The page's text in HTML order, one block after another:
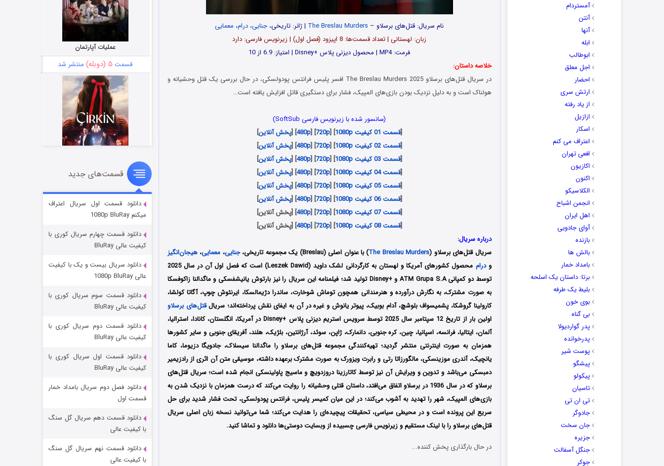
آمستردام
آنتن
آنها
ابله
ابوطالب
اجل معلق
احضار
ارتش سری
از یاد رفته
ازازیل
اسکار
اعتراف می کنم
افعی تهران
اکازیون
اکنون
الکلاسیکو
انجمن اشباح
اهل ایران
آوای جادویی
بازنده
بالش ها
بامداد خمار
برتا: داستان یک اسلحه
بلیط یک‌‌ طرفه
بوی خون
بی گناه
پدر گواردیولا
پدرخوانده
پوست شیر
پیشگو
پیکولو
تاسیان
تی ان تی
جادوگر
جان سخت
جزیره
جنگل آسفالت
جوکر
نام سریال: قتل‌های برسلاو – The Breslau Murders | ژانر: تاریخی، جنایی، درام، معمایی
زبان: لهستانی | تعداد قسمت‌‌‌‌ها: 8 اپیزود (فصل اول) | زیرنویس فارسی: دارد
فرمت: MP4 | محصول دیزنی پلاس +Disney | امتیاز: 6.9 از 10
خلاصه داستان:
در سریال قتل‌های برسلاو The Breslau Murders 2025 افسر پلیس فرانتس پودولسکی، در حال بررسی یک قتل وحشیانه و
هولناک است و به دلیل نزدیک بودن بازی‌های المپیک، فشار برای دستگیری قاتل افزایش یافته است…
(سانسور شده با زیرنویس فارسی SoftSub)
[قسمت 01 کیفیت 1080p ] [
720p
] [
480p
] [پخش آنلاین]
[قسمت 02 کیفیت 1080p ] [
720p
] [
480p
] [پخش آنلاین]
[قسمت 03 کیفیت 1080p ] [
720p
] [
480p
] [پخش آنلاین]
[قسمت 04 کیفیت 1080p ] [
720p
] [
480p
] [پخش آنلاین]
[قسمت 05 کیفیت 1080p ] [
720p
] [
480p
] [پخش آنلاین]
[قسمت 06 کیفیت 1080p ] [
720p
] [
480p
] [پخش آنلاین]
[قسمت 07 کیفیت 1080p ] [
720p
] [
480p] [پخش آنلاین]
[قسمت 08 کیفیت 1080p ] [
720p
] [
480p] [پخش آنلاین]
درباره سریال:
سریال قتل‌های برسلاو (The Breslau Murders) با عنوان اصلی (Breslau) یک مجموعه تاریخی، جنایی، معمایی،هیجان‌انگیز
ودرام
محصول کشورهای آمریکا و لهستان به کارگردانی لشک داوید (Leszek Dawid) است که فصل اول آن در سال 2025
توسط دو کمپانی ATM Grupa S.A و +Disney تولید شد؛ فیلمنامه این سریال را نیز بارتوش یانیشفسکی و ماگدالنا زاکوفسکا
به صورت مشترک، به نگارش درآورده و هنرمندانی همچونتوماش شوخارت،ساندرا دژیمالسکا، ایرنئوش چوپ،آگاتا کولشا،
کارولینا گروشکا، پشمیسواف بلوشچ،آدام بوبیک، پیوتر یانوش و غیره در آن به ایفای نقش پرداخته‌اند؛ سریالقتل‌های برسلاو
اولین بار از تاریخ 12 سپتامبر سال 2025 توسط سرویس استریم دیزنی پلاس +Disney در آمریکا، انگلستان، کانادا، استرالیا،
آلمان، ایتالیا، فرانسه، اسپانیا، چین، کره جنوبی، دانمارک، ژاپن، سوئد، آرژانتین، بلژیک، هلند، آفریقای جنوبی و سایر کشورها
همزمان به صورت اینترنتی منتشر گردید؛ تهیه‌کنندگی مجموعه قتل‌های برسلاو را ماگدالنا سیسلاک، جادویگا دزیوما، کاما
یانچیک، آندری موزینسکی، مالگورزاتا رتی و رابرت ویزورکبه صورت مشترک برعهده داشته، موسیقی متن آن اثری از رادزیمیر
دمبسکی می‌باشد و تدوین و ویرایش آن نیز توسطکاتارزینا دروزدویچ و ماسیج پاولینسکی انجام شده است؛سریال قتل‌های
برسلاو که در سال 1936 در برسلاو اتفاق می‌افتد، داستان قتلی وحشیانه را روایت می‌کند که درست همزمان با نزدیک شدن به
بازی‌های المپیک، شهر را تهدید به آشوب می‌کند؛ در این میان کمیسر پلیس، فرانتس پودولسکی، تحت فشار شدید برای حل
سریع این پرونده است و در محیطی سیاسی، تحقیقات پیچیده‌ای را هدایت می‌کند؛شما می‌توانید نسخه زبان اصلی سریال
قتل‌های برسلاو را با لینک مستقیم و زیرنویس فارسی چسبیده از وبسایت دوستی‌ها دانلود و تماشا کنید.
در حال بارگذاری پخش کننده...
عملیات آپارتمان
قسمت ۵ (دوبله) منتشر شد
سریال زشت
قسمت۲ (زیرنویس) منتشر شد
مردگان متحرک: شهر مرده ۳
شکست استوارت در نجات جهان
قسمت ۷ (زیرنویس) منتشر شد
قسمت‌های جدید
دانلود قسمت اول سریال اعتراف
میکنم 1080p BluRay
دانلود قسمت چهارم سریال کوری با
کیفیت عالی BluRay
دانلود سریال بیست و یک با کیفیت
عالی 1080p BluRay
دانلود قسمت سوم سریال کوری با
کیفیت عالی BluRay
دانلود قسمت دوم سریال کوری با
کیفیت عالی BluRay
دانلود قسمت اول سریال کوری با
کیفیت عالی BluRay
دانلود فصل دوم سریال بامداد خمار
قسمت اول
دانلود قسمت دهم سریال گل سنگ
با کیفیت عالی
دانلود قسمت نهم سریال گل سنگ
با کیفیت عالی